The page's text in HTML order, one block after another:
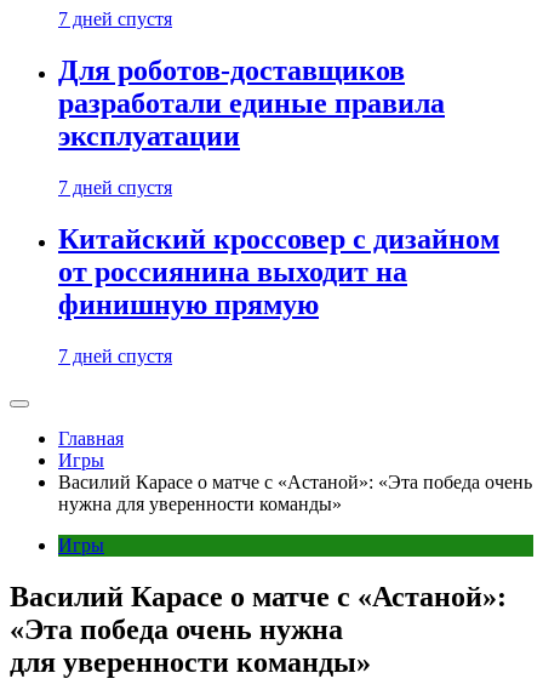
7 дней спустя
Для роботов-доставщиков
разработали единые правила
эксплуатации
7 дней спустя
Китайский кроссовер с дизайном
от россиянина выходит на
финишную прямую
7 дней спустя
Главная
Игры
Василий Карасе о матче с «Астаной»: «Эта победа очень
нужна для уверенности команды»
Игры
Василий Карасе о матче с «Астаной»:
«Эта победа очень нужна
для уверенности команды»